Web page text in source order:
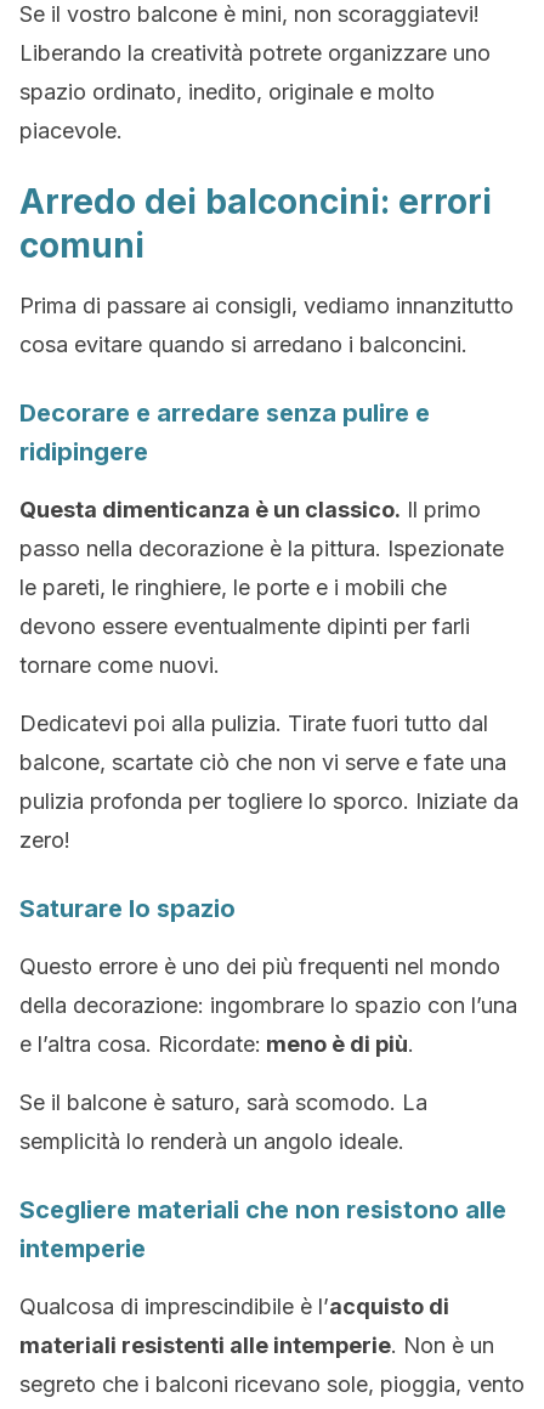
Se il vostro balcone è mini, non scoraggiatevi!
Liberando la creatività potrete organizzare uno
spazio ordinato, inedito, originale e molto
piacevole.
Arredo dei balconcini: errori
comuni
Prima di passare ai consigli, vediamo innanzitutto
cosa evitare quando si arredano i balconcini.
Decorare e arredare senza pulire e
ridipingere
Questa dimenticanza è un classico. Il primo
passo nella decorazione è la pittura. Ispezionate
le pareti, le ringhiere, le porte e i mobili che
devono essere eventualmente dipinti per farli
tornare come nuovi.
Dedicatevi poi alla pulizia. Tirate fuori tutto dal
balcone, scartate ciò che non vi serve e fate una
pulizia profonda per togliere lo sporco. Iniziate da
zero!
Saturare lo spazio
Questo errore è uno dei più frequenti nel mondo
della decorazione: ingombrare lo spazio con l’una
e l’altra cosa. Ricordate: meno è di più.
Se il balcone è saturo, sarà scomodo. La
semplicità lo renderà un angolo ideale.
Scegliere materiali che non resistono alle
intemperie
Qualcosa di imprescindibile è l’acquisto di
materiali resistenti alle intemperie. Non è un
segreto che i balconi ricevano sole, pioggia, vento